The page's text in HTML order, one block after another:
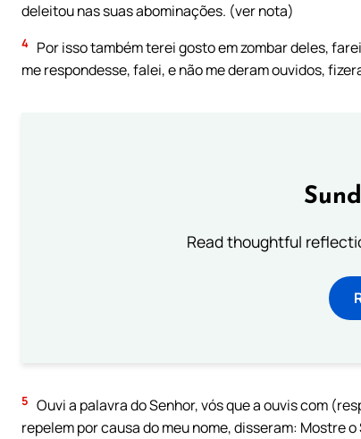
deleitou nas suas abominações. (ver nota)
4 Por isso também terei gosto em zombar deles,
me respondesse, falei, e não me deram ouvidos,
Read thoughtful
5 Ouvi a palavra do Senhor, vós que a ouvis com
repelem por causa do meu nome, disseram: Mostre